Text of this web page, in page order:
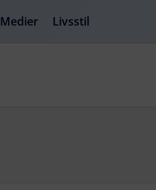
Medier Livsstil